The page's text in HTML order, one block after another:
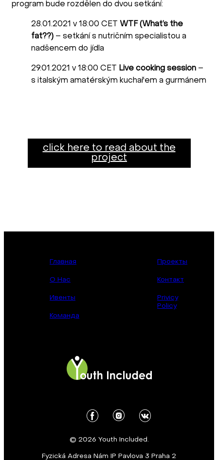
program bude rozdělen do dvou setkání:
28.01.2021 v 18:00 CET WTF (What’s the
fat??) – setkání s nutričním specialistou a
nadšencem do jídla
29.01.2021 v 18:00 CET Live cooking session –
s italským amatérským kuchařem a gurmánem
click here to read about the
project
Главная
О Нас
Ивенты
Команда
Проекты
Контакт
Privicy
Policy
© 2026 Youth Included.
Fyzická Adresa Nám IP Pavlova 3 Praha 2